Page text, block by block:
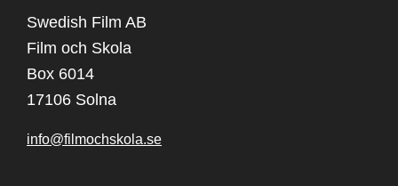
Swedish Film AB
Film och Skola
Box 6014
17106 Solna
info@filmochskola.se